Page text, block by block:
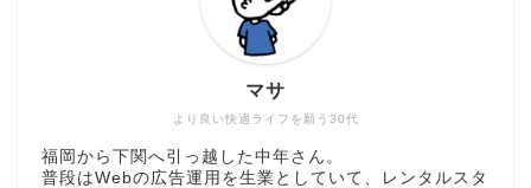
より良い快適ライフを願う30代
マサ
福岡から下関へ引っ越した中年さん。
普段はWebの広告運用を生業としていて、レンタルスタ